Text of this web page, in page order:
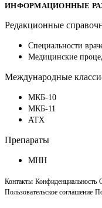
ИНФОРМАЦИОННЫЕ
Редакционные
Специальности
Медицинские
Международные
МКБ-10
МКБ-11
АТХ
Препараты
МНН
Контакты Конфиденциальность
Пользовательское соглашение